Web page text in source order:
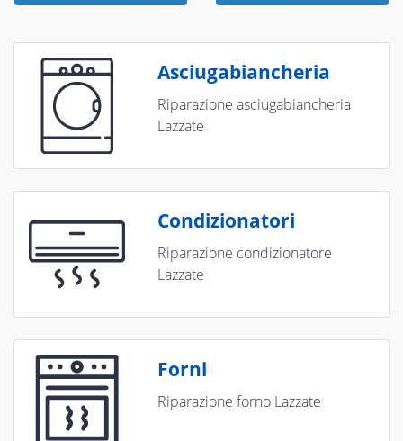
Asciugabiancheria
Riparazione asciugabiancheria
Lazzate
Condizionatori
Riparazione condizionatore
Lazzate
Forni
Riparazione forno Lazzate